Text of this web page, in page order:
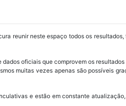
reunir neste espaço todos os
oficiais que comprovem os
muitas vezes apenas são possíveis
e estão em constante